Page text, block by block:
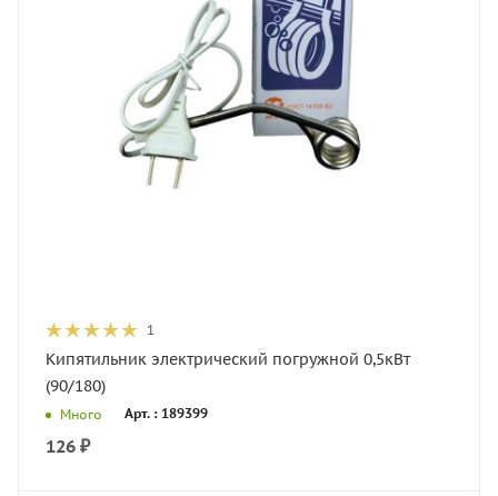
1
Кипятильник электрический погружной 0,5кВт
(90/180)
Много Арт. : 189399
126 ₽